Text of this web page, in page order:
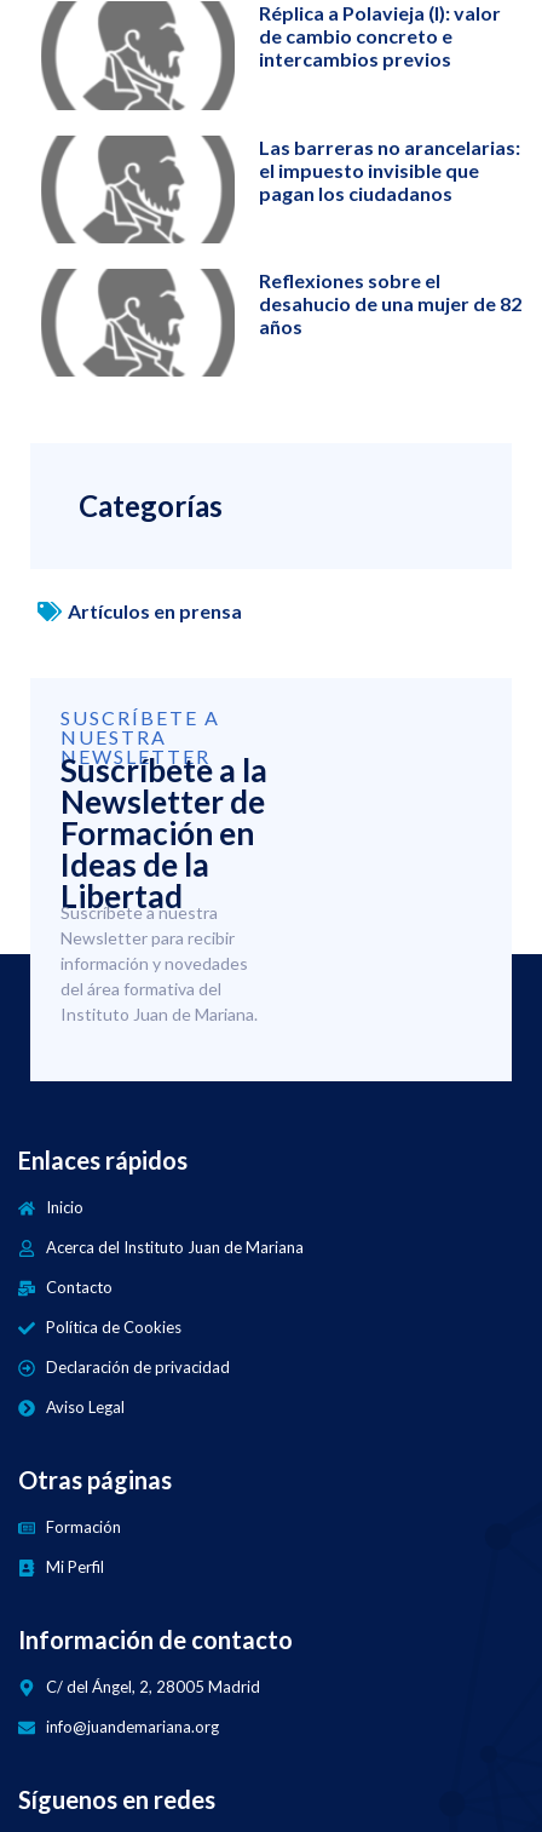
Réplica a Polavieja (I): valor
de cambio concreto e
intercambios previos
Las barreras no arancelarias:
el impuesto invisible que
pagan los ciudadanos
Reflexiones sobre el
desahucio de una mujer de 82
años
Categorías
Artículos en prensa
SUSCRÍBETE A
NUESTRA
NEWSLETTER
Suscríbete a la
Newsletter de
Formación en
Ideas de la
Libertad
Suscríbete a nuestra
Newsletter para recibir
información y novedades
del área formativa del
Instituto Juan de Mariana.
Enlaces rápidos
Inicio
Acerca del Instituto Juan de Mariana
Contacto
Política de Cookies
Declaración de privacidad
Aviso Legal
Otras páginas
Formación
Mi Perfil
Información de contacto
C/ del Ángel, 2, 28005 Madrid
info@juandemariana.org
Síguenos en redes